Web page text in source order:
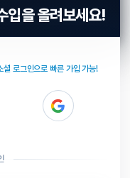
입을 올려보세요!
셜 로그인으로 빠른 가입 가능!